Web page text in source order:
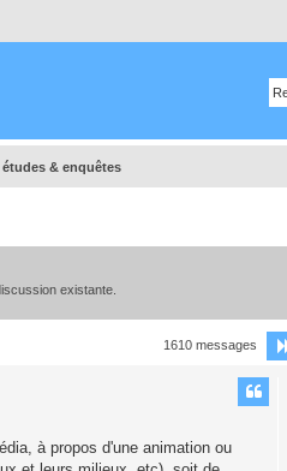
& enquêtes
existante.
1610 messages
à propos d'une animation ou